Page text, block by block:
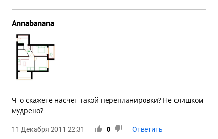
Annabanana
Что скажете насчет такой перепланировки? Не слишком
мудрено?
11 Декабря 2011 22:31 0 Ответить